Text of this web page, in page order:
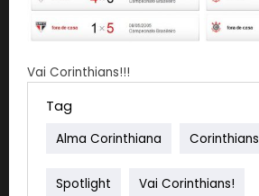
Vai Corinthians!!!
Tag
Alma Corinthiana Corinthians
Spotlight Vai Corinthians!